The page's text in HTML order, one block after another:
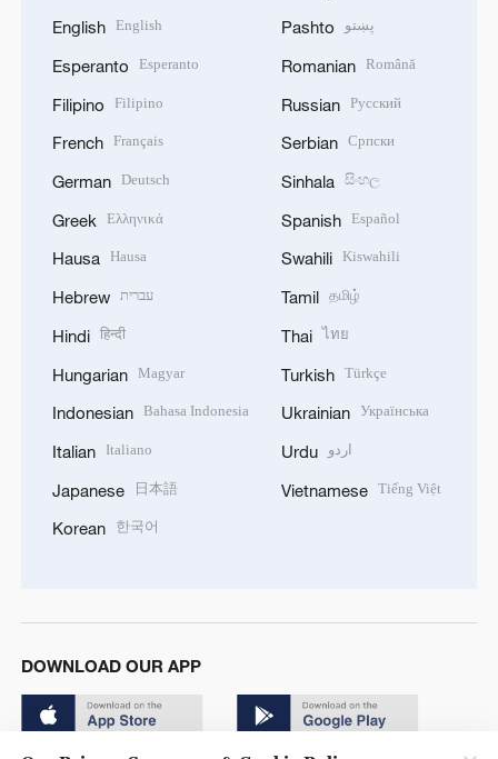
English English
Esperanto Esperanto
Filipino Filipino
French Français
German Deutsch
Greek Ελληνικά
Hausa Hausa
Hebrew עברית
Hindi हिन्दी
Hungarian Magyar
Indonesian Bahasa Indonesia
Italian Italiano
Japanese 日本語
Korean 한국어
Pashto پښتو
Romanian Română
Russian Русский
Serbian Српски
Sinhala සිංහල
Spanish Español
Swahili Kiswahili
Tamil தமிழ்
Thai ไทย
Turkish Türkçe
Ukrainian Українська
Urdu اردو
Vietnamese Tiếng Việt
DOWNLOAD OUR APP